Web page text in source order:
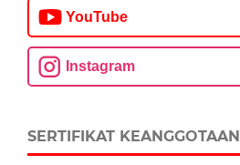
YouTube
Instagram
SERTIFIKAT